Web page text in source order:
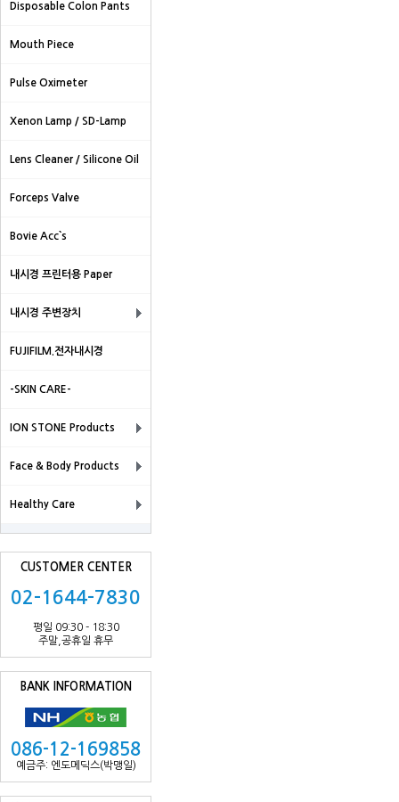
Disposable Colon Pants
Mouth Piece
Pulse Oximeter
Xenon Lamp / SD-Lamp
Lens Cleaner / Silicone Oil
Forceps Valve
Bovie Acc`s
내시경 프린터용 Paper
내시경 주변장치
FUJIFILM.전자내시경
-SKIN CARE-
ION STONE Products
Face & Body Products
Healthy Care
CUSTOMER CENTER
02-1644-7830
평일 09:30 - 18:30
주말,공휴일 휴무
BANK INFORMATION
086-12-169858
예금주: 엔도메딕스(박맹일)